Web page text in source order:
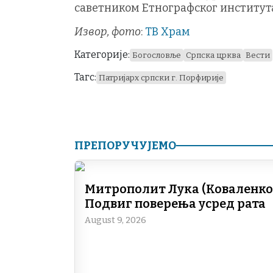
саветником Етнографског
Извор, фото: ТВ Храм
Категорије: Богословље Српска црква Вести
Тагс: Патријарх српски г. Порфирије
ПРЕПОРУЧУЈЕМО
Митрополит Лука
Подвиг поверења усред рата
August 9, 2026